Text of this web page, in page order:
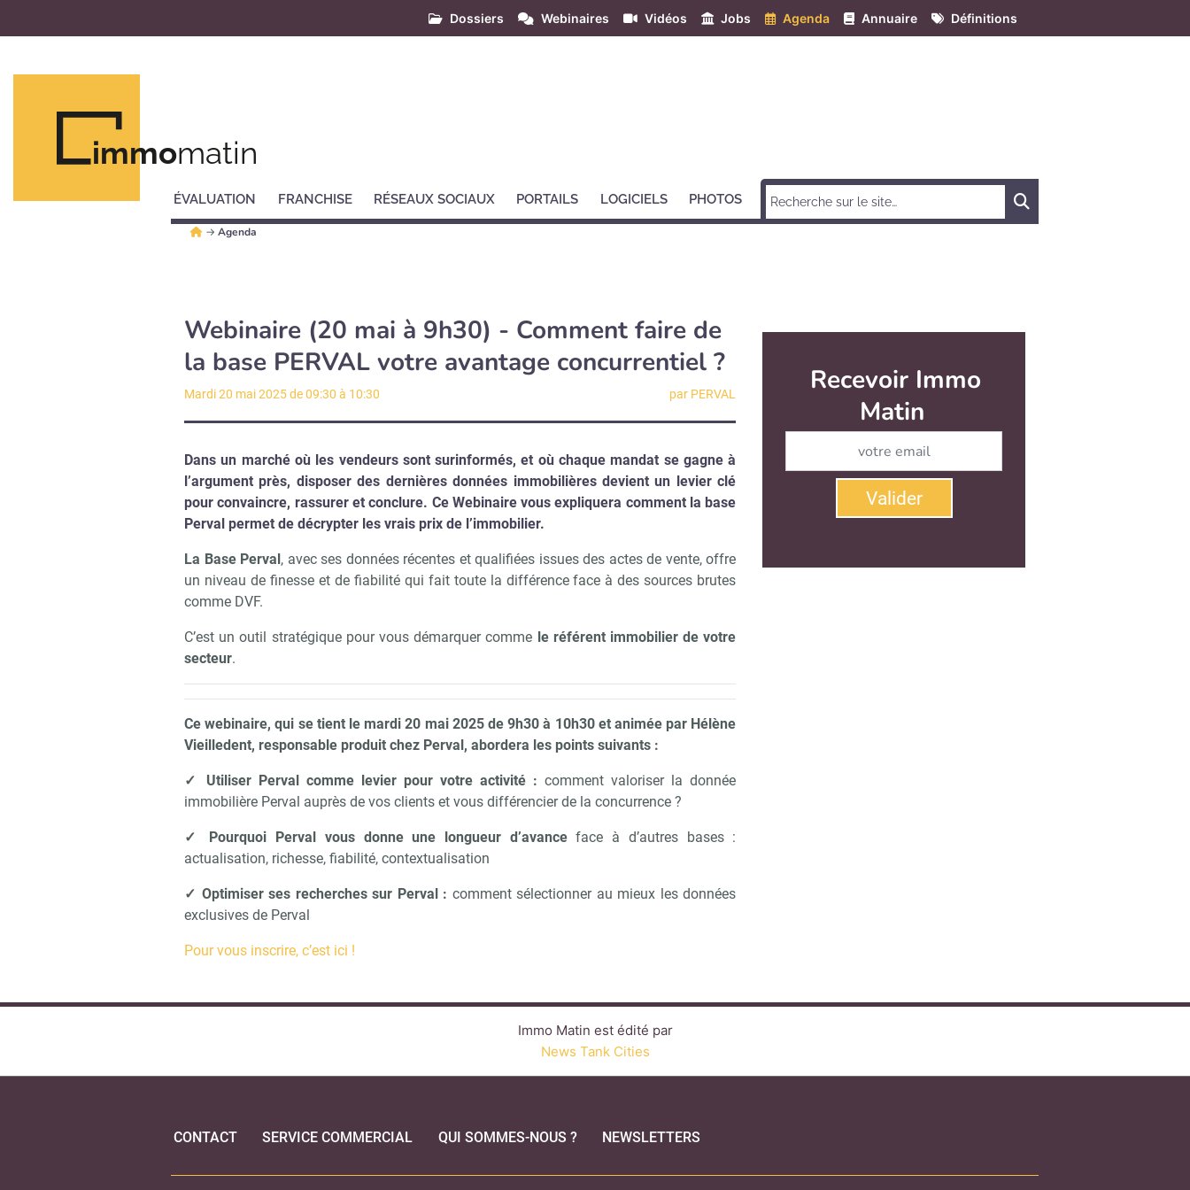
Dossiers Webinaires Vidéos Jobs Agenda Annuaire Définitions
immomatin
ÉVALUATION FRANCHISE RÉSEAUX SOCIAUX PORTAILS LOGICIELS PHOTOS
→Agenda
Webinaire (20 mai à 9h30) - Comment faire de
la base PERVAL votre avantage concurrentiel ?
Mardi 20 mai 2025 de 09:30 à 10:30 par PERVAL
Dans un marché où les vendeurs sont surinformés, et où chaque mandat se gagne à
l’argument près, disposer des dernières données immobilières devient un levier clé
pour convaincre, rassurer et conclure. Ce Webinaire vous expliquera comment la base
Perval permet de décrypter les vrais prix de l’immobilier.
La Base Perval, avec ses données récentes et qualifiées issues des actes de vente, offre
un niveau de finesse et de fiabilité qui fait toute la différence face à des sources brutes
comme DVF.
C’est un outil stratégique pour vous démarquer comme le référent immobilier de votre
secteur.
Ce webinaire, qui se tient le mardi 20 mai 2025 de 9h30 à 10h30 et animée par Hélène
Vieilledent, responsable produit chez Perval, abordera les points suivants :
✓ Utiliser Perval comme levier pour votre activité : comment valoriser la donnée
immobilière Perval auprès de vos clients et vous différencier de la concurrence ?
✓ Pourquoi Perval vous donne une longueur d’avanceface à d’autres bases :
actualisation, richesse, fiabilité, contextualisation
✓ Optimiser ses recherches sur Perval : comment sélectionner au mieux les données
exclusives de Perval
Pour vous inscrire, c’est ici !
Recevoir Immo
Matin
Valider
Immo Matin est édité par
News Tank Cities
CONTACT SERVICE COMMERCIAL QUI SOMMES-NOUS ? NEWSLETTERS